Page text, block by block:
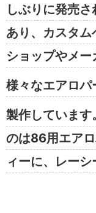
しぶりに発売
あり、カスタ
ショップやメー
様々なエアロパ
製作しています
のは86用エア
ィーに、レー